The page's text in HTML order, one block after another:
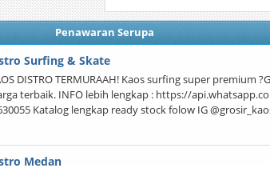
Penawaran Serupa
Surfing & Skate
DISTRO TERMURAAH! Kaos surfing super premium
terbaik. INFO lebih lengkap : https://
Katalog lengkap ready stock folow IG
Medan